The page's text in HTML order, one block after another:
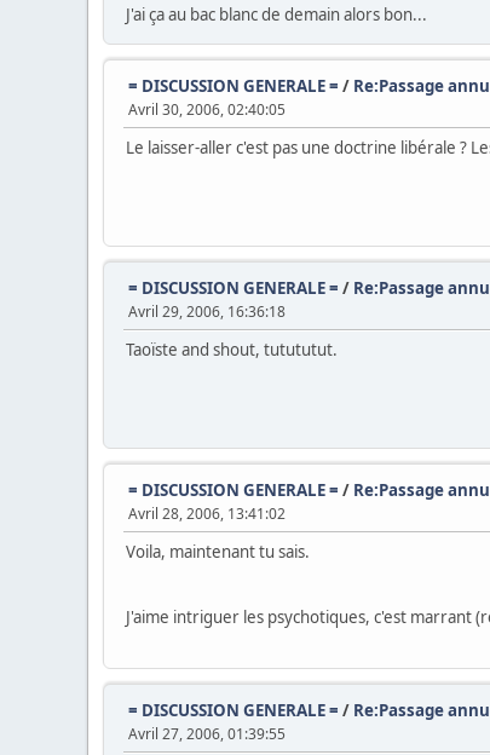
J'ai ça au bac blanc de demain alors bon...
= DISCUSSION GENERALE = / Re:Passage
Avril 30, 2006, 02:40:05
Le laisser-aller c'est pas une doctrine libérale ?
= DISCUSSION GENERALE = / Re:Passage
Avril 29, 2006, 16:36:18
Taoïste and shout, tutututut.
= DISCUSSION GENERALE = / Re:Passage
Avril 28, 2006, 13:41:02
Voila, maintenant tu sais.
J'aime intriguer les psychotiques, c'est marrant
= DISCUSSION GENERALE = / Re:Passage
Avril 27, 2006, 01:39:55